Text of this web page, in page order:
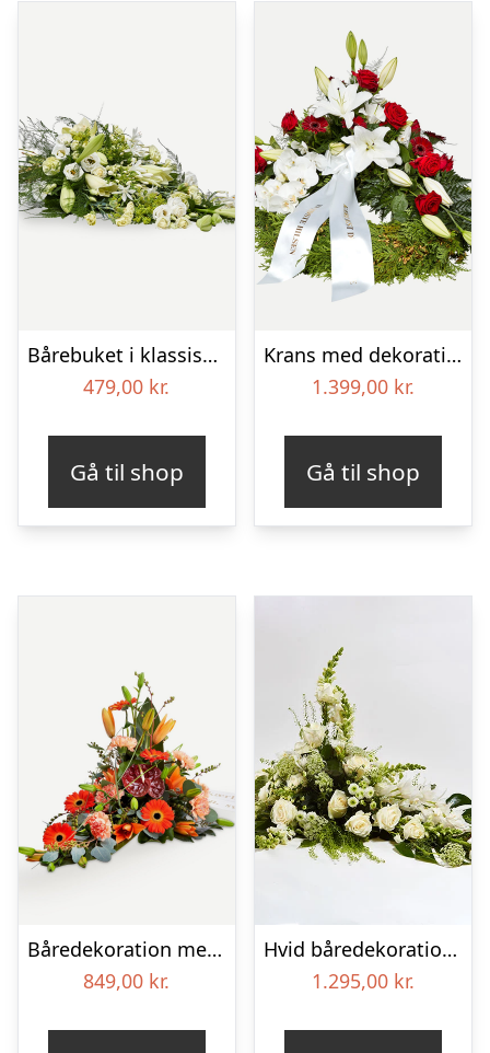
Bårebuket i klassisk stil – hvid
479,00 kr.
Gå til shop
Krans med dekoration i klassisk stil – rød og hvid – med bånd
1.399,00 kr.
Gå til shop
Båredekoration med bånd
849,00 kr.
Hvid båredekoration – Blomster til begravelse
1.295,00 kr.